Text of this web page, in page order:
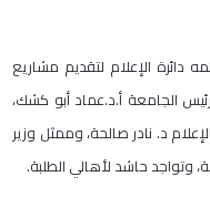
الإعلام لتقديم مشاريع
الجامعة أ.د.عماد أبو كشك،
د. نادر صالحة، وممثل وزير
وتواجد حاشد لأهالي الطلبة.